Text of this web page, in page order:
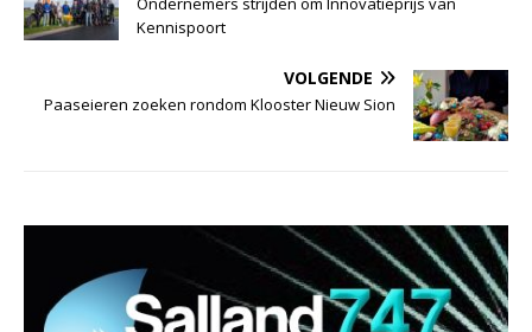
Kennispoort
VOLGENDE
Paaseieren zoeken rondom Klooster Nieuw Sion